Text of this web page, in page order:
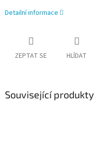
Detailní informace
ZEPTAT SE HLÍDAT
Související produkty